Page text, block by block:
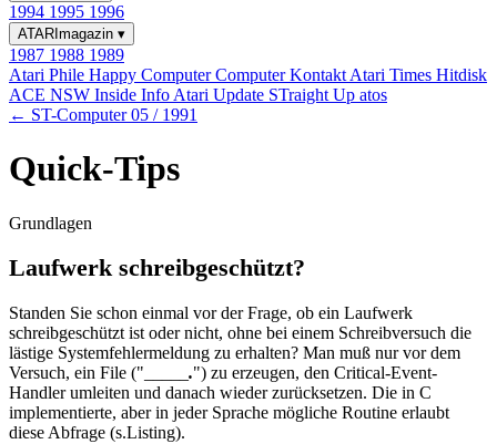
1994 1995 1996
ATARImagazin ▾
1987 1988 1989
Atari Phile Happy ComputerComputer Kontakt Atari Times Hitdisk
ACE NSW Inside Info Atari Update STraight Up atos
← ST-Computer 05 / 1991
Quick-Tips
Grundlagen
Laufwerk schreibgeschützt?
Standen Sie schon einmal vor der Frage, ob ein Laufwerk
schreibgeschützt ist oder nicht, ohne bei einem Schreibversuch die
lästige Systemfehlermeldung zu erhalten? Man muß nur vor dem
Versuch, ein File ("_____ .") zu erzeugen, den Critical-Event-
Handler umleiten und danach wieder zurücksetzen. Die in C
implementierte, aber in jeder Sprache mögliche Routine erlaubt
diese Abfrage (s.Listing).